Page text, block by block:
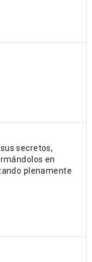
secretos,
en
plenamente